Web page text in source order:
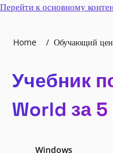
Перейти к основному
Home Обучающий
Учебник
World за
Windows